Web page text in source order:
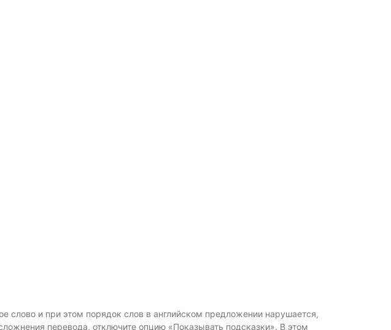
слово и при этом порядок слов в английском предложении нарушается,
перевода, отключите опцию «Показывать подсказки». В этом